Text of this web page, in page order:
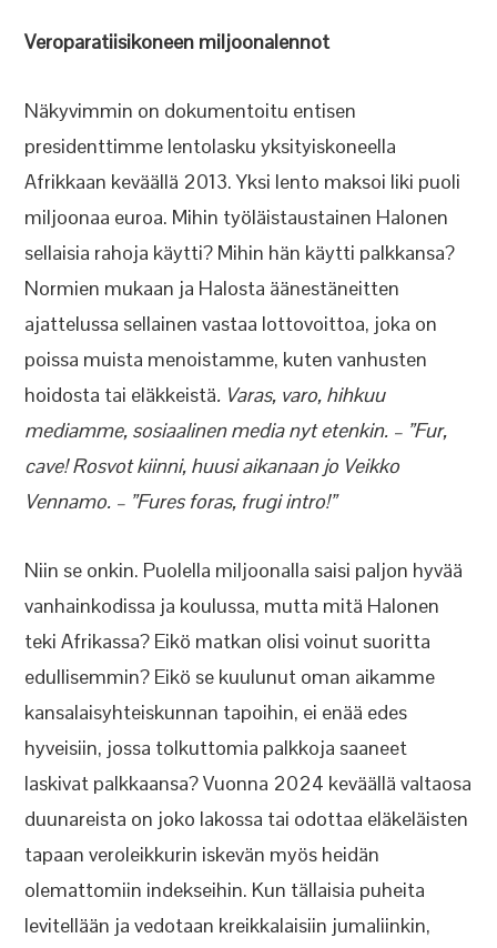
Veroparatiisikoneen miljoonalennot
Näkyvimmin on dokumentoitu entisen
presidenttimme lentolasku yksityiskoneella
Afrikkaan keväällä 2013. Yksi lento maksoi liki puoli
miljoonaa euroa. Mihin työläistaustainen Halonen
sellaisia rahoja käytti? Mihin hän käytti palkkansa?
Normien mukaan ja Halosta äänestäneitten
ajattelussa sellainen vastaa lottovoittoa, joka on
poissa muista menoistamme, kuten vanhusten
hoidosta tai eläkkeistä. Varas, varo, hihkuu
mediamme, sosiaalinen media nyt etenkin. – ”Fur,
cave! Rosvot kiinni, huusi aikanaan jo Veikko
Vennamo. – ”Fures foras, frugi intro!”
Niin se onkin. Puolella miljoonalla saisi paljon hyvää
vanhainkodissa ja koulussa, mutta mitä Halonen
teki Afrikassa? Eikö matkan olisi voinut suoritta
edullisemmin? Eikö se kuulunut oman aikamme
kansalaisyhteiskunnan tapoihin, ei enää edes
hyveisiin, jossa tolkuttomia palkkoja saaneet
laskivat palkkaansa? Vuonna 2024 keväällä valtaosa
duunareista on joko lakossa tai odottaa eläkeläisten
tapaan veroleikkurin iskevän myös heidän
olemattomiin indekseihin. Kun tällaisia puheita
levitellään ja vedotaan kreikkalaisiin jumaliinkin,